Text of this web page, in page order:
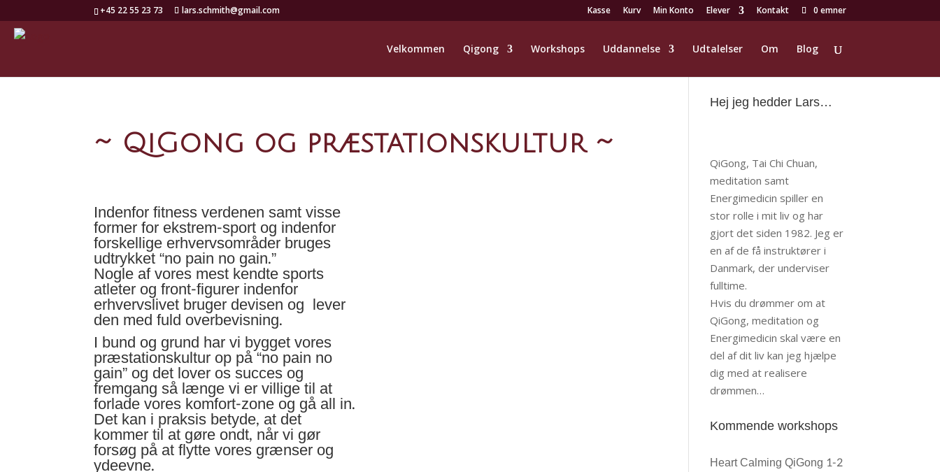
+45 22 55 23 73 lars.schmith@gmail.com Kasse Kurv Min Konto Elever Kontakt 0 emner
Velkommen Qigong Workshops Uddannelse Udtalelser Om Blog
~ QiGong og præstationskultur ~
Indenfor fitness verdenen samt visse
former for ekstrem-sport og indenfor
forskellige erhvervsområder bruges
udtrykket “no pain no gain.”
Nogle af vores mest kendte sports
atleter og front-figurer indenfor
erhvervslivet bruger devisen og lever
den med fuld overbevisning.
I bund og grund har vi bygget vores
præstationskultur op på “no pain no
gain” og det lover os succes og
fremgang så længe vi er villige til at
forlade vores komfort-zone og gå all in.
Det kan i praksis betyde, at det
kommer til at gøre ondt, når vi gør
forsøg på at flytte vores grænser og
ydeevne.
Hej jeg hedder Lars…
QiGong, Tai Chi Chuan,
meditation samt
Energimedicin spiller en
stor rolle i mit liv og har
gjort det siden 1982. Jeg er
en af de få instruktører i
Danmark, der underviser
fulltime.
Hvis du drømmer om at
QiGong, meditation og
Energimedicin skal være en
del af dit liv kan jeg hjælpe
dig med at realisere
drømmen…
Kommende workshops
Heart Calming QiGong 1-2